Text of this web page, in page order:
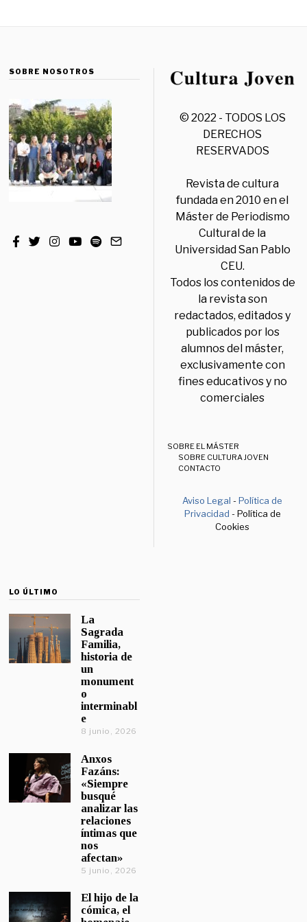
SOBRE NOSOTROS
© 2022 - TODOS LOS
DERECHOS
RESERVADOS
Revista de cultura
fundada en 2010 en el
Máster de Periodismo
Cultural de la
Universidad San Pablo
CEU.
Todos los contenidos de
la revista son
redactados, editados y
publicados por los
alumnos del máster,
exclusivamente con
fines educativos y no
comerciales
SOBRE EL MÁSTER
SOBRE CULTURA JOVEN
CONTACTO
Aviso Legal -Política de
Privacidad - Política de
Cookies
LO ÚLTIMO
La
Sagrada
Familia,
historia de
un
monument
o
interminabl
e
8 junio, 2026
Anxos
Fazáns:
«Siempre
busqué
analizar las
relaciones
íntimas que
nos
afectan»
5 junio, 2026
El hijo de la
cómica, el